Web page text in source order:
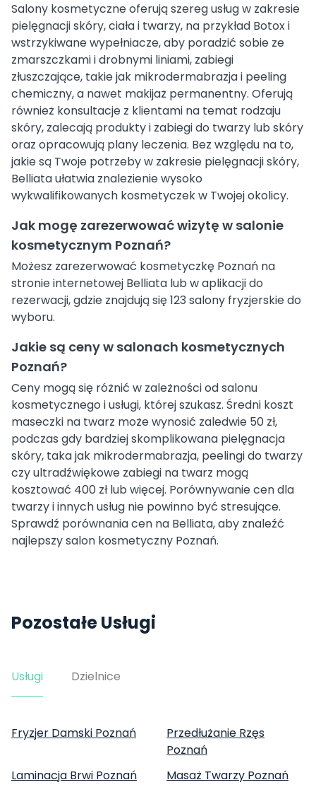
Salony kosmetyczne oferują szereg usług w zakresie
pielęgnacji skóry, ciała i twarzy, na przykład Botox i
wstrzykiwane wypełniacze, aby poradzić sobie ze
zmarszczkami i drobnymi liniami, zabiegi
złuszczające, takie jak mikrodermabrazja i peeling
chemiczny, a nawet makijaż permanentny. Oferują
również konsultacje z klientami na temat rodzaju
skóry, zalecają produkty i zabiegi do twarzy lub skóry
oraz opracowują plany leczenia. Bez względu na to,
jakie są Twoje potrzeby w zakresie pielęgnacji skóry,
Belliata ułatwia znalezienie wysoko
wykwalifikowanych kosmetyczek w Twojej okolicy.
Jak mogę zarezerwować wizytę w salonie
kosmetycznym Poznań?
Możesz zarezerwować kosmetyczkę Poznań na
stronie internetowej Belliata lub w aplikacji do
rezerwacji, gdzie znajdują się 123 salony fryzjerskie do
wyboru.
Jakie są ceny w salonach kosmetycznych
Poznań?
Ceny mogą się różnić w zależności od salonu
kosmetycznego i usługi, której szukasz. Średni koszt
maseczki na twarz może wynosić zaledwie 50 zł,
podczas gdy bardziej skomplikowana pielęgnacja
skóry, taka jak mikrodermabrazja, peelingi do twarzy
czy ultradźwiękowe zabiegi na twarz mogą
kosztować 400 zł lub więcej. Porównywanie cen dla
twarzy i innych usług nie powinno być stresujące.
Sprawdź porównania cen na Belliata, aby znaleźć
najlepszy salon kosmetyczny Poznań.
Pozostałe Usługi
Usługi Dzielnice
Fryzjer Damski Poznań
Przedłużanie Rzęs
Poznań
Laminacja Brwi Poznań
Masaż Twarzy Poznań